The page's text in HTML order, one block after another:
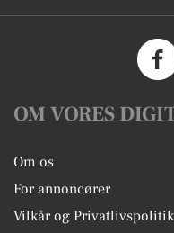
OM VORES
Om os
For annoncører
Vilkår og Privatlivspolitik